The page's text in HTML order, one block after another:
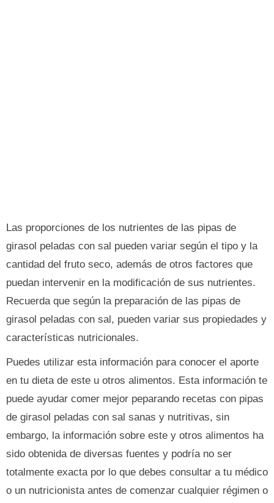
Las proporciones de los nutrientes de las pipas de
girasol peladas con sal pueden variar según el tipo y la
cantidad del fruto seco, además de otros factores que
puedan intervenir en la modificación de sus nutrientes.
Recuerda que según la preparación de las pipas de
girasol peladas con sal, pueden variar sus propiedades y
características nutricionales.
Puedes utilizar esta información para conocer el aporte
en tu dieta de este u otros alimentos. Esta información te
puede ayudar comer mejor peparando recetas con pipas
de girasol peladas con sal sanas y nutritivas, sin
embargo, la información sobre este y otros alimentos ha
sido obtenida de diversas fuentes y podría no ser
totalmente exacta por lo que debes consultar a tu médico
o un nutricionista antes de comenzar cualquier régimen o